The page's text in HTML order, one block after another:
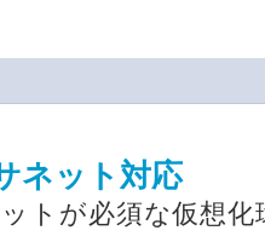
ネット対応
トが必須な仮想